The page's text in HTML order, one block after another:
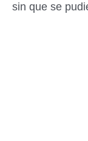
sin que se